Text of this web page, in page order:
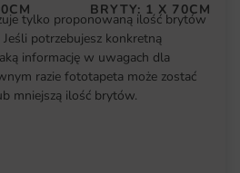
BRYTY: 1 X 70CM
tylko proponowaną ilość brytów
potrzebujesz konkretną
informację w uwagach dla
razie fototapeta może zostać
mniejszą ilość brytów.